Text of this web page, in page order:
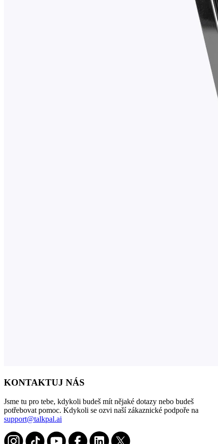
KONTAKTUJ NÁS
Jsme tu pro tebe, kdykoli budeš mít nějaké dotazy nebo budeš
potřebovat pomoc. Kdykoli se ozvi naší zákaznické podpoře na
support@talkpal.ai